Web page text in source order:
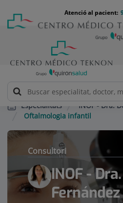
contingut
Menú
teléfono
cabecera
Atenció al pacient:
Especialitats
INOF - Dra.
Oftalmologia infantil
Consultori
INOF -